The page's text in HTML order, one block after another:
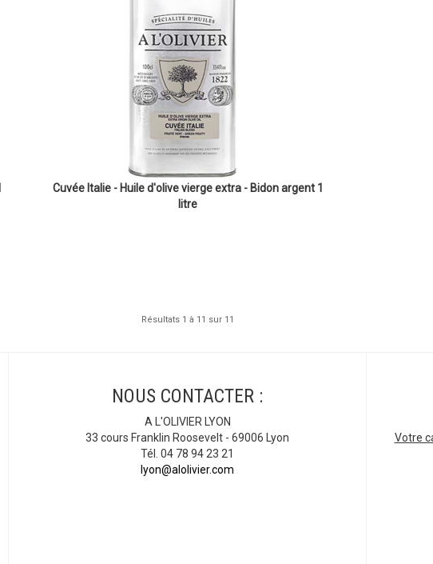
Cuvée Italie - Huile d'olive vierge extra - Bidon argent 1
litre
Résultats 1 à 11 sur 11
NOUS CONTACTER :
A L'OLIVIER LYON
33 cours Franklin Roosevelt - 69006 Lyon
Tél. 04 78 94 23 21
lyon@alolivier.com
Votre